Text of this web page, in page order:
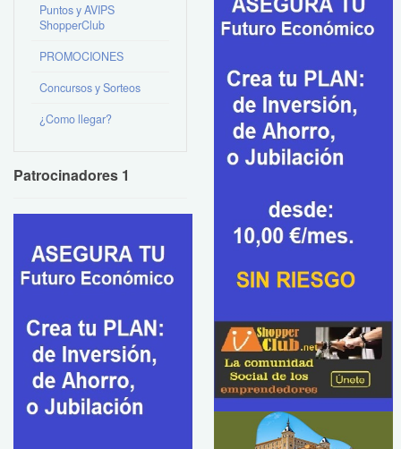
Puntos y AVIPS
ShopperClub
PROMOCIONES
Concursos y Sorteos
¿Como llegar?
Patrocinadores 1